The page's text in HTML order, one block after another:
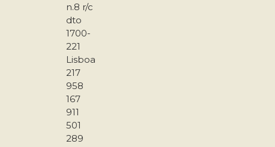
n.8 r/c
dto
1700-
221
Lisboa
217
958
167
911
501
289